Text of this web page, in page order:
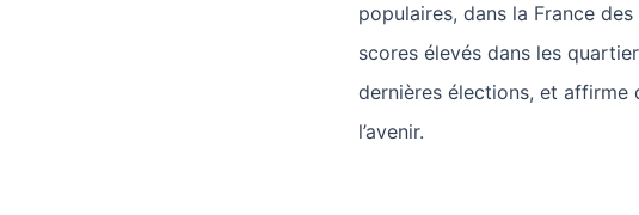
populaires, dans la France
scores élevés dans les
dernières élections, et affirme
l’avenir.